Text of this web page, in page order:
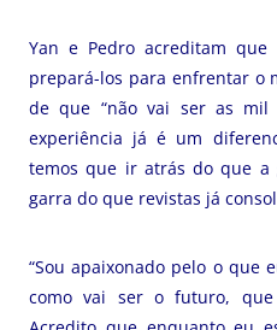
Yan e Pedro acreditam
prepará-los para enfrentar o
de que “não vai ser as mil
experiência já é um
temos que ir atrás do que a
garra do que revistas já
“Sou apaixonado pelo o que
como vai ser o futuro,